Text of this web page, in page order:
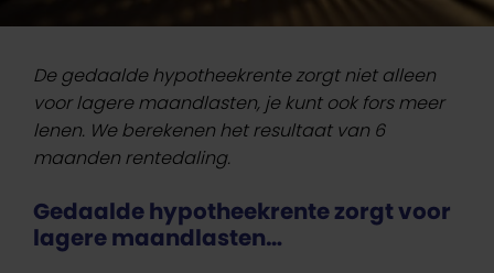
De gedaalde hypotheekrente zorgt niet alleen
voor lagere maandlasten, je kunt ook fors meer
lenen. We berekenen het resultaat van 6
maanden rentedaling.
Gedaalde hypotheekrente zorgt voor
lagere maandlasten…